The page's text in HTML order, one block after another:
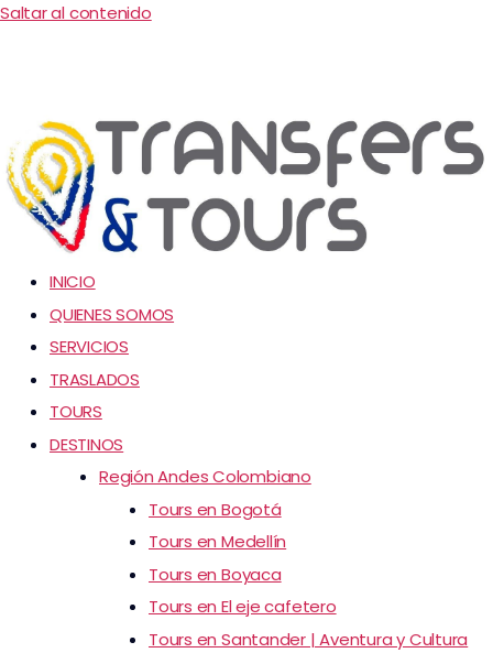
Saltar al contenido
INICIO
QUIENES SOMOS
SERVICIOS
TRASLADOS
TOURS
DESTINOS
Región Andes Colombiano
Tours en Bogotá
Tours en Medellín
Tours en Boyaca
Tours en El eje cafetero
Tours en Santander | Aventura y Cultura